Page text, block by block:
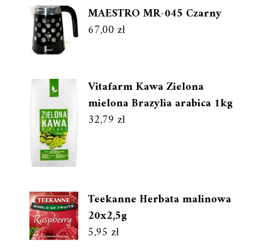
MAESTRO MR-045 Czarny
67,00zł
Vitafarm Kawa Zielona
mielona Brazylia arabica 1kg
32,79 zł
Teekanne Herbata malinowa
20x2,5g
5,95 zł